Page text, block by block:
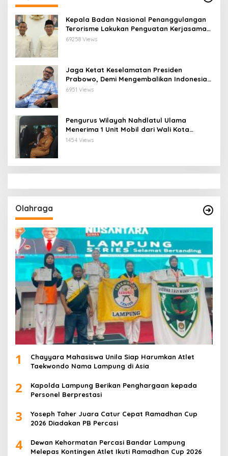
Kepala Badan Nasional Penanggulangan
Terorisme Lakukan Penguatan Kerjasama
Ketua Pengurus Besar Nahdlatul Ulama
69258 Views
Jaga Ketat Keselamatan Presiden
Prabowo, Demi Mengembalikan Indonesia
Menjadi Macan Asia
6951 Views
Pengurus Wilayah Nahdlatul Ulama
Menerima 1 Unit Mobil dari Wali Kota
Bandar Lampung
1454 Views
Olahraga
1
Chayyara Mahasiswa Unila Siap Harumkan Atlet
Taekwondo Nama Lampung di Asia
2
Kapolda Lampung Berikan Penghargaan kepada
Personel Berprestasi
3
Yoseph Taher Juara Catur Cepat Ramadhan Cup
2026 Diadakan PB Percasi
4
Dewan Kehormatan Percasi Bandar Lampung
Melepas Kontingen Atlet Ikuti Ramadhan Cup 2026